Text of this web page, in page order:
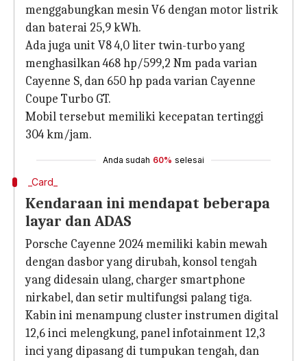
menggabungkan mesin V6 dengan motor listrik
dan baterai 25,9 kWh.
Ada juga unit V8 4,0 liter twin-turbo yang
menghasilkan 468 hp/599,2 Nm pada varian
Cayenne S, dan 650 hp pada varian Cayenne
Coupe Turbo GT.
Mobil tersebut memiliki kecepatan tertinggi
304 km/jam.
Anda sudah 60% selesai
_Card_
Kendaraan ini mendapat beberapa
layar dan ADAS
Porsche Cayenne 2024 memiliki kabin mewah
dengan dasbor yang dirubah, konsol tengah
yang didesain ulang, charger smartphone
nirkabel, dan setir multifungsi palang tiga.
Kabin ini menampung cluster instrumen digital
12,6 inci melengkung, panel infotainment 12,3
inci yang dipasang di tumpukan tengah, dan